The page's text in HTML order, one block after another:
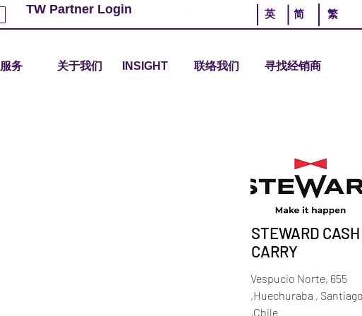
TW Partner Login 英 简 繁
服务 关于我们 INSIGHT 联络我们 寻找经销商
STEWARD
CARRY
Vespucio Norte, 655
,Huechuraba ,
,Chile